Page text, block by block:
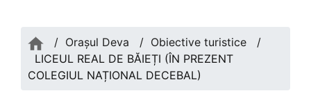
/ Orașul Deva / Obiective turistice
/
LICEUL REAL DE BĂIEȚI (ÎN PREZENT
COLEGIUL NAȚIONAL DECEBAL)